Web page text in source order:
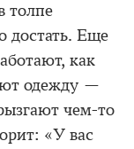
толпе
достать. Еще
как
одежду —
чем-то
«У вас